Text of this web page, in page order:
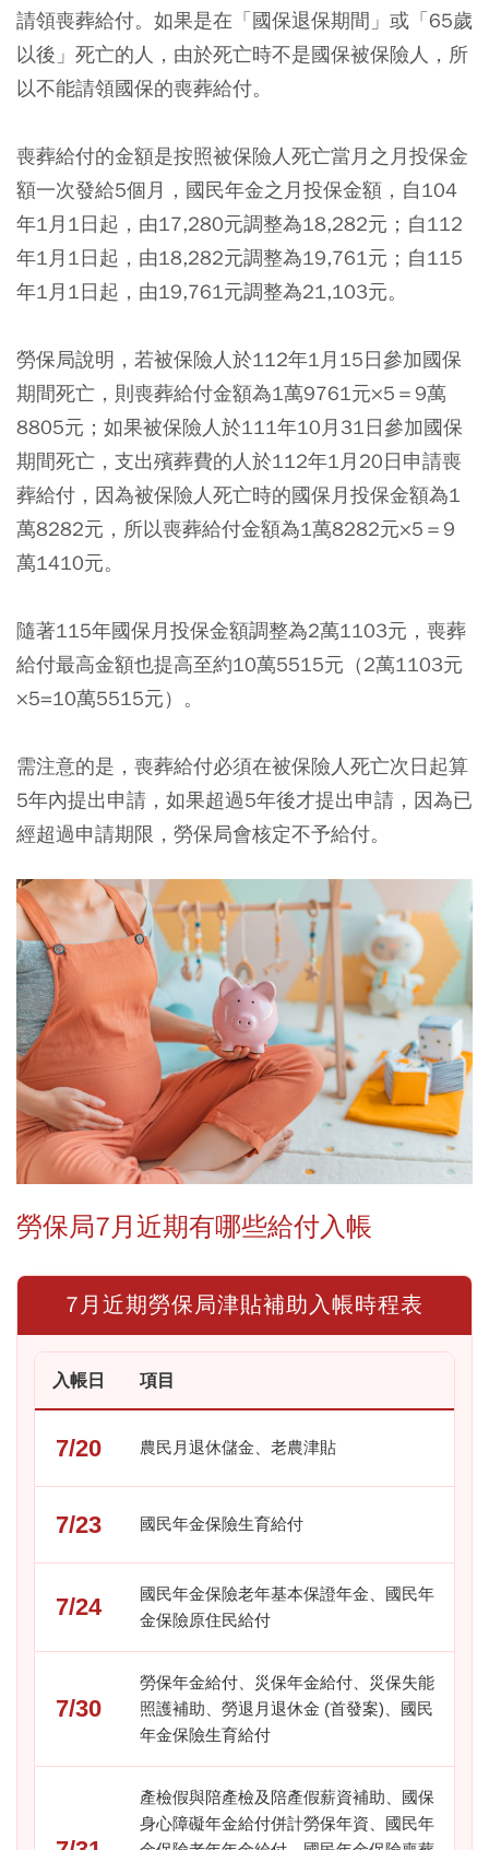
請領喪葬給付。如果是在「國保退保期間」或「65歲
以後」死亡的人，由於死亡時不是國保被保險人，所
以不能請領國保的喪葬給付。
喪葬給付的金額是按照被保險人死亡當月之月投保金
額一次發給5個月，國民年金之月投保金額，自104
年1月1日起，由17,280元調整為18,282元；自112
年1月1日起，由18,282元調整為19,761元；自115
年1月1日起，由19,761元調整為21,103元。
勞保局說明，若被保險人於112年1月15日參加國保
期間死亡，則喪葬給付金額為1萬9761元×5＝9萬
8805元；如果被保險人於111年10月31日參加國保
期間死亡，支出殯葬費的人於112年1月20日申請喪
葬給付，因為被保險人死亡時的國保月投保金額為1
萬8282元，所以喪葬給付金額為1萬8282元×5＝9
萬1410元。
隨著115年國保月投保金額調整為2萬1103元，喪葬
給付最高金額也提高至約10萬5515元（2萬1103元
×5=10萬5515元）。
需注意的是，喪葬給付必須在被保險人死亡次日起算
5年內提出申請，如果超過5年後才提出申請，因為已
經超過申請期限，勞保局會核定不予給付。
勞保局7月近期有哪些給付入帳
7月近期勞保局津貼補助入帳時程表
入帳日 項目
7/20 農民月退休儲金、老農津貼
7/23 國民年金保險生育給付
7/24
國民年金保險老年基本保證年金、國民年
金保險原住民給付
7/30
勞保年金給付、災保年金給付、災保失能
照護補助、勞退月退休金 (首發案)、國民
年金保險生育給付
產檢假與陪產檢及陪產假薪資補助、國保
身心障礙年金給付併計勞保年資、國民年